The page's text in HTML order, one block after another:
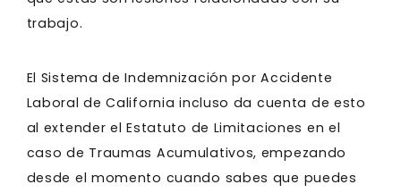
trabajo.
El Sistema de Indemnización por Accidente
Laboral de California incluso da cuenta de esto
al extender el Estatuto de Limitaciones en el
caso de Traumas Acumulativos, empezando
desde el momento cuando sabes que puedes